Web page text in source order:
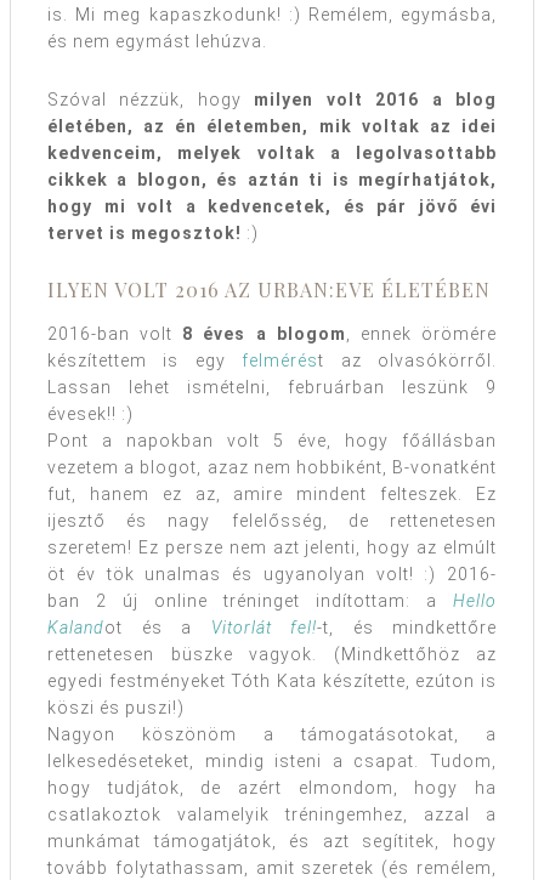
is. Mi meg kapaszkodunk! :) Remélem, egymásba,
és nem egymást lehúzva.
Szóval nézzük, hogy milyen volt 2016 a blog
életében, az én életemben, mik voltak az idei
kedvenceim, melyek voltak a legolvasottabb
cikkek a blogon, és aztán ti is megírhatjátok,
hogy mi volt a kedvencetek, és pár jövő évi
tervet is megosztok! :)
ILYEN VOLT 2016 AZ URBAN:EVE ÉLETÉBEN
2016-ban volt 8 éves a blogom, ennek örömére
készítettem is egy felmérést az olvasókörről.
Lassan lehet ismételni, februárban leszünk 9
évesek!! :)
Pont a napokban volt 5 éve, hogy főállásban
vezetem a blogot, azaz nem hobbiként, B-vonatként
fut, hanem ez az, amire mindent felteszek. Ez
ijesztő és nagy felelősség, de rettenetesen
szeretem! Ez persze nem azt jelenti, hogy az elmúlt
öt év tök unalmas és ugyanolyan volt! :) 2016-
ban 2 új online tréninget indítottam: a Hello
Kalandot és a Vitorlát fel!-t, és mindkettőre
rettenetesen büszke vagyok. (Mindkettőhöz az
egyedi festményeket Tóth Kata készítette, ezúton is
köszi és puszi!)
Nagyon köszönöm a támogatásotokat, a
lelkesedéseteket, mindig isteni a csapat. Tudom,
hogy tudjátok, de azért elmondom, hogy ha
csatlakoztok valamelyik tréningemhez, azzal a
munkámat támogatjátok, és azt segítitek, hogy
tovább folytathassam, amit szeretek (és remélem,